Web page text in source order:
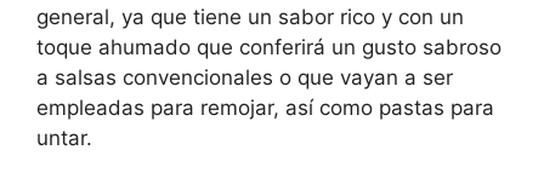
general, ya que tiene un sabor rico y con un
toque ahumado que conferirá un gusto sabroso
a salsas convencionales o que vayan a ser
empleadas para remojar, así como pastas para
untar.